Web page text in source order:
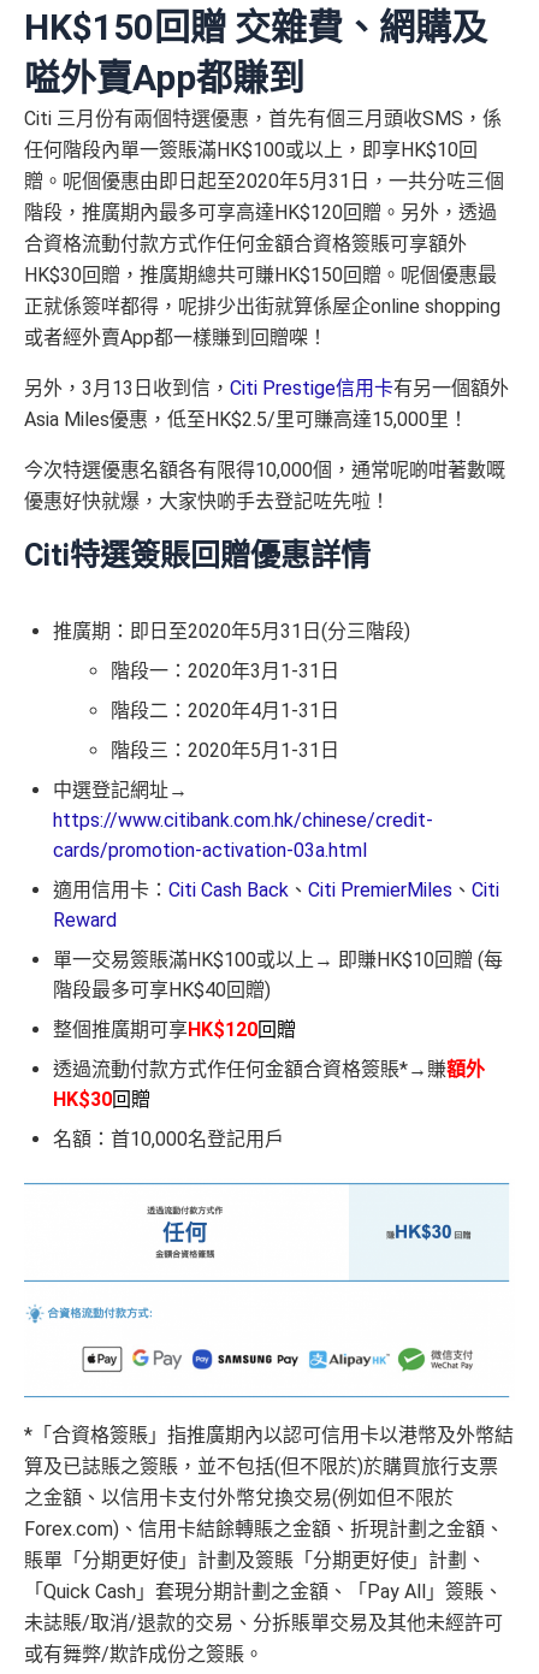
HK$150回贈 交雜費、網購及
嗌外賣App都賺到
Citi 三月份有兩個特選優惠，首先有個三月頭收SMS，係
任何階段內單一簽賬滿HK$100或以上，即享HK$10回
贈。呢個優惠由即日起至2020年5月31日，一共分咗三個
階段，推廣期內最多可享高達HK$120回贈。另外，透過
合資格流動付款方式作任何金額合資格簽賬可享額外
HK$30回贈，推廣期總共可賺HK$150回贈。呢個優惠最
正就係簽咩都得，呢排少出街就算係屋企online shopping
或者經外賣App都一樣賺到回贈㗎！
另外，3月13日收到信， Citi Prestige信用卡有另一個額外
Asia Miles優惠，低至HK$2.5/里可賺高達15,000里！
今次特選優惠名額各有限得10,000個，通常呢啲咁著數嘅
優惠好快就爆，大家快啲手去登記咗先啦！
Citi特選簽賬回贈優惠詳情
推廣期：即日至2020年5月31日(分三階段)
階段一：2020年3月1-31日
階段二：2020年4月1-31日
階段三：2020年5月1-31日
中選登記網址→
https://www.citibank.com.hk/chinese/credit-
cards/promotion-activation-03a.html
適用信用卡： Citi Cash Back 、 Citi PremierMiles 、 Citi
Reward
單一交易簽賬滿HK$100或以上→ 即賺HK$10回贈 (每
階段最多可享HK$40回贈)
整個推廣期可享HK$120回贈
透過流動付款方式作任何金額合資格簽賬*→賺額外
HK$30回贈
名額：首10,000名登記用戶
*「合資格簽賬」指推廣期內以認可信用卡以港幣及外幣結
算及已誌賬之簽賬，並不包括(但不限於)於購買旅行支票
之金額、以信用卡支付外幣兌換交易(例如但不限於
Forex.com)、信用卡結餘轉賬之金額、折現計劃之金額、
賬單「分期更好使」計劃及簽賬「分期更好使」計劃、
「Quick Cash」套現分期計劃之金額、「Pay All」簽賬、
未誌賬/取消/退款的交易、分拆賬單交易及其他未經許可
或有舞弊/欺詐成份之簽賬。